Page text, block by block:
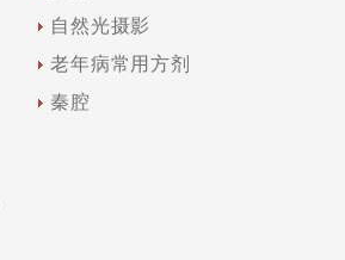
自然光摄影
老年病常用方剂
秦腔